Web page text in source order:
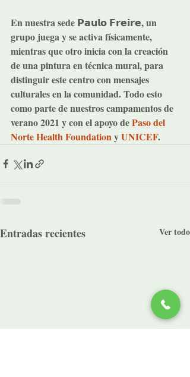
En nuestra sede 𝗣𝗮𝘂𝗹𝗼 𝗙𝗿𝗲𝗶𝗿𝗲, un
grupo juega y se activa físicamente,
mientras que otro inicia con la creación
de una pintura en técnica mural, para
distinguir este centro con mensajes
culturales en la comunidad. Todo esto
como parte de nuestros campamentos de
verano 2021 y con el apoyo de Paso del
Norte Health Foundation y UNICEF.
Entradas recientes Ver todo